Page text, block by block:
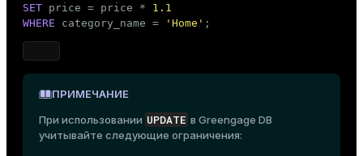
SET price = price * 1.1
WHERE category_name = 'Home' ;
ПРИМЕЧАНИЕ
При использовании UPDATE в Greengage DB
учитывайте следующие ограничения: